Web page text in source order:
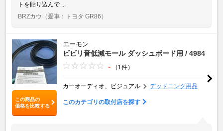
トを貼り込んで ...
BRZカウ （愛車：トヨタ GR86）
この商品の
価格を比較する
エーモン
ビビリ音低減モール ダッシュボード用 / 4984
- （1件）
カーオーディオ、ビジュアル デッドニング用品
このカテゴリの取付店を探す